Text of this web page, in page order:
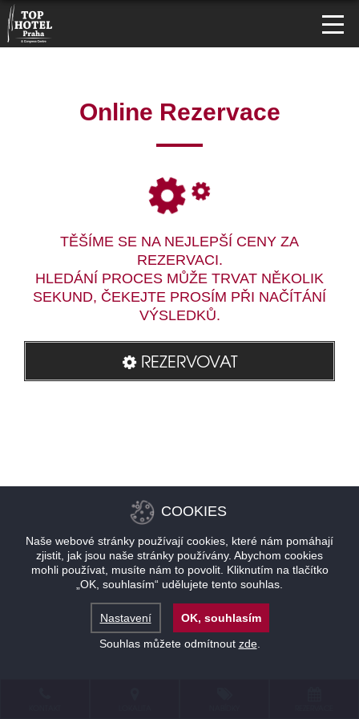
Online Rezervace
TĚŠÍME SE NA NEJLEPŠÍ CENY ZA
REZERVACI.
HLEDÁNÍ PROCES MŮŽE TRVAT NĚKOLIK
SEKUND, ČEKEJTE PROSÍM PŘI NAČÍTÁNÍ
VÝSLEDKŮ.
REZERVOVAT
COOKIES
Naše webové stránky používají cookies, které nám pomáhají
zjistit, jak jsou naše stránky používány. Abychom cookies
mohli používat, musíte nám to povolit. Kliknutím na tlačítko
„OK, souhlasím“ udělujete tento souhlas.
Nastavení
OK, souhlasím
Souhlas můžete odmítnout zde.